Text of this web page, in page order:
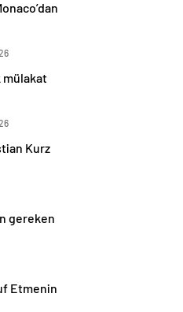
mülakat
Kurz
gereken
Etmenin